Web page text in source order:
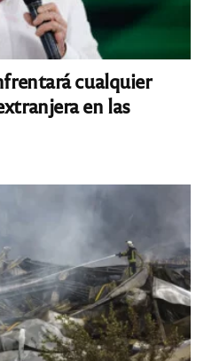
cualquier
en las